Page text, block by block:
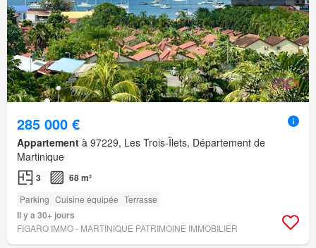
285 000 €
Appartement à 97229, Les Trois-Îlets, Département de
Martinique
3 68 m²
Parking Cuisine équipée Terrasse
Il y a 30+ jours
FIGARO IMMO - MARTINIQUE PATRIMOINE IMMOBILIER